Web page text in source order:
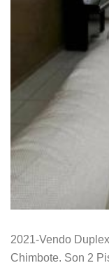
2021-Vendo
Chimbote. Son 2